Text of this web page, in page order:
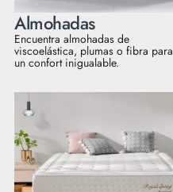
Almohadas
Encuentra almohadas de
viscoelástica, plumas o fibra para
un confort inigualable.